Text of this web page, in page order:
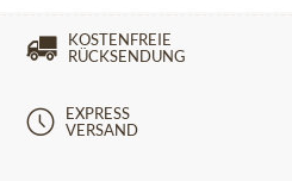
KOSTENFREIE
RÜCKSENDUNG
EXPRESS
VERSAND